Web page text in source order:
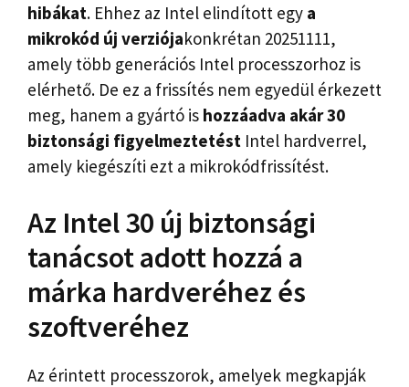
hibákat. Ehhez az Intel elindított egy a
mikrokód új verziójakonkrétan 20251111,
amely több generációs Intel processzorhoz is
elérhető. De ez a frissítés nem egyedül érkezett
meg, hanem a gyártó is hozzáadva akár 30
biztonsági figyelmeztetést Intel hardverrel,
amely kiegészíti ezt a mikrokódfrissítést.
Az Intel 30 új biztonsági
tanácsot adott hozzá a
márka hardveréhez és
szoftveréhez
Az érintett processzorok, amelyek megkapják